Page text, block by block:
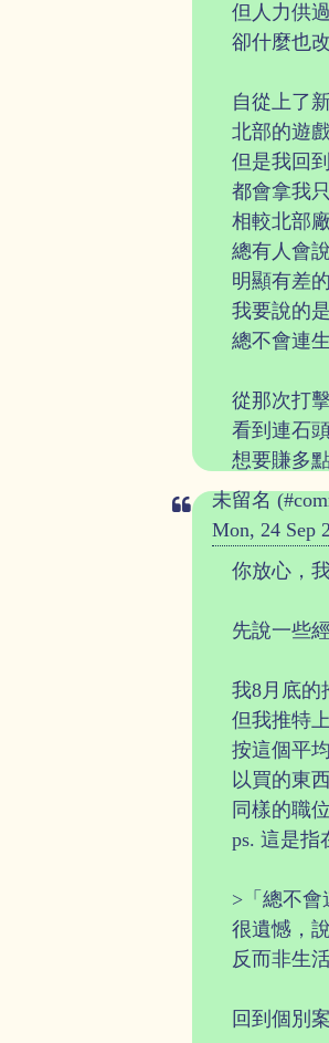
但人力供
卻什麼也
自從上了
北部的遊
但是我回
都會拿我
相較北部
總有人會
明顯有差
我要說的
總不會連
從那次打
看到連石
想要賺多
未留名
Mon, 24 Sep
你放心，
先說一些
我8月底的
但我推特
按這個平
以買的東
同樣的職
ps. 這是指
>「總不會
很遺憾，
反而非生
回到個別案